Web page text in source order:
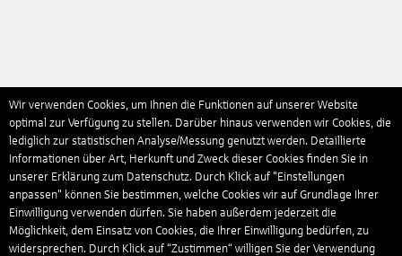
Wir verwenden Cookies, um Ihnen die Funktionen auf unserer Website
optimal zur Verfügung zu stellen. Darüber hinaus verwenden wir Cookies, die
lediglich zur statistischen Analyse/Messung genutzt werden. Detaillierte
Informationen über Art, Herkunft und Zweck dieser Cookies finden Sie in
unserer Erklärung zum Datenschutz. Durch Klick auf "Einstellungen
anpassen" können Sie bestimmen, welche Cookies wir auf Grundlage Ihrer
Einwilligung verwenden dürfen. Sie haben außerdem jederzeit die
Möglichkeit, dem Einsatz von Cookies, die Ihrer Einwilligung bedürfen, zu
widersprechen. Durch Klick auf “Zustimmen“ willigen Sie der Verwendung